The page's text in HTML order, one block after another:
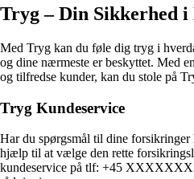
Tryg – Din Sikkerhed i
Med Tryg kan du føle dig tryg i
og dine nærmeste er beskyttet. Med
og tilfredse kunder, kan du stole på
Tryg Kundeservice
Har du spørgsmål til dine
hjælp til at vælge den rette
kundeservice på tlf: +45